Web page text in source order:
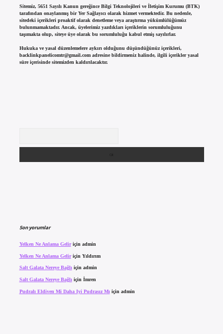
Sitemiz, 5651 Sayılı Kanun gereğince Bilgi Teknolojileri ve İletişim Kurumu (BTK)
tarafından onaylanmış bir Yer Sağlayıcı olarak hizmet vermektedir. Bu nedenle,
sitedeki içerikleri proaktif olarak denetleme veya araştırma yükümlülüğümüz
bulunmamaktadır. Ancak, üyelerimiz yazdıkları içeriklerin sorumluluğunu
taşımakta olup, siteye üye olarak bu sorumluluğu kabul etmiş sayılırlar.
Hukuka ve yasal düzenlemelere aykırı olduğunu düşündüğünüz içerikleri,
backlinkpanelicomtr@gmail.comadresine bildirmeniz halinde, ilgili içerikler yasal
süre içerisinde sitemizden kaldırılacaktır.
Son yorumlar
Yelken Ne Anlama Geliriçin admin
Yelken Ne Anlama Geliriçin Yıldırım
Salt Galata Nereye Bağlıiçin admin
Salt Galata Nereye Bağlı için İmren
Pudralı Eldiven Mi Daha Iyi Pudrasız Mı için admin